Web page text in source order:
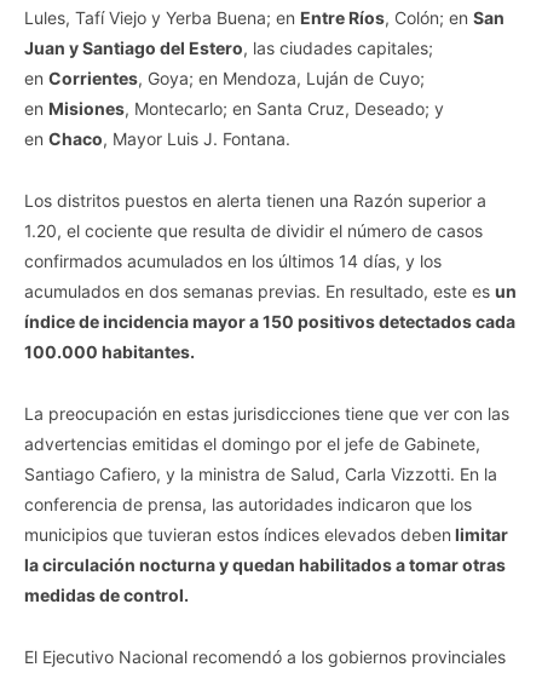
Lules, Tafí Viejo y Yerba Buena; en Entre Ríos, Colón; en San
Juan y Santiago del Estero, las ciudades capitales;
en Corrientes, Goya; en Mendoza, Luján de Cuyo;
en Misiones, Montecarlo; en Santa Cruz, Deseado; y
en Chaco, Mayor Luis J. Fontana.
Los distritos puestos en alerta tienen una Razón superior a
1.20, el cociente que resulta de dividir el número de casos
confirmados acumulados en los últimos 14 días, y los
acumulados en dos semanas previas. En resultado, este es un
índice de incidencia mayor a 150 positivos detectados cada
100.000 habitantes.
La preocupación en estas jurisdicciones tiene que ver con las
advertencias emitidas el domingo por el jefe de Gabinete,
Santiago Cafiero, y la ministra de Salud, Carla Vizzotti. En la
conferencia de prensa, las autoridades indicaron que los
municipios que tuvieran estos índices elevados deben limitar
la circulación nocturna y quedan habilitados a tomar otras
medidas de control.
El Ejecutivo Nacional recomendó a los gobiernos provinciales